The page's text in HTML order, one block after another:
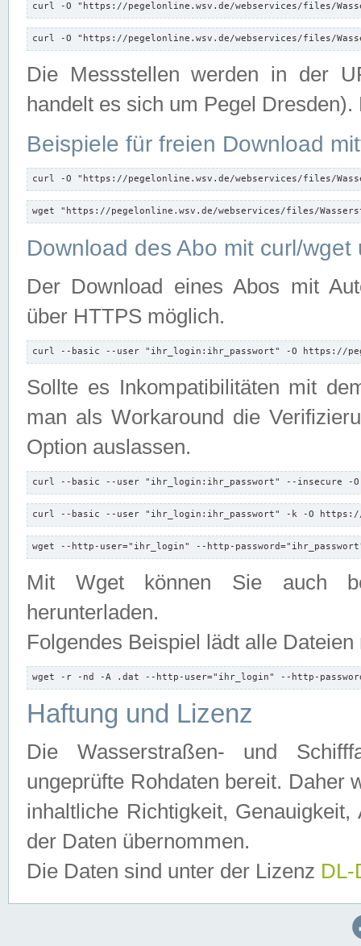
curl -O "https://pegelonline.wsv.de/webservices/files/
curl -O "https://pegelonline.wsv.de/webservices/files/
Die Messstellen werden in der
handelt es sich um Pegel
Beispiele für freien Download
curl -O "https://pegelonline.wsv.de/webservices/files/
wget "https://pegelonline.wsv.de/webservices/files/
Download des Abo mit curl/
Der Download eines Abos mit
über HTTPS möglich.
curl --basic --user "ihr_login:ihr_passwort" -O https://
Sollte es Inkompatibilitäten mit
man als Workaround die
Option auslassen.
curl --basic --user "ihr_login:ihr_passwort" --insecure -
curl --basic --user "ihr_login:ihr_passwort" -k -O
wget --http-user="ihr_login" --http-
Mit Wget können Sie auch
herunterladen.
Folgendes Beispiel lädt alle
wget -r -nd -A .dat --http-user="ihr_login" --http-
Haftung und Lizenz
Die Wasserstraßen- und
ungeprüfte Rohdaten bereit. Daher
inhaltliche Richtigkeit,
der Daten übernommen.
Die Daten sind unter der Lizenz